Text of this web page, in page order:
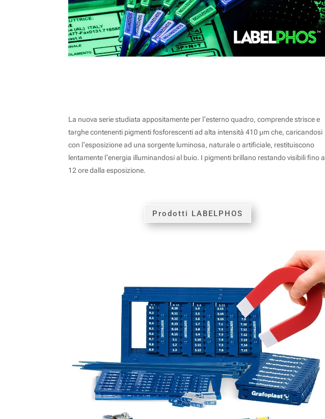
La nuova serie studiata appositamente per lʼesterno quadro, comprende strisce e
targhe contenenti pigmenti fosforescenti ad alta intensità 410 μm che, caricandosi
con lʼesposizione ad una sorgente luminosa, naturale o artificiale, restituiscono
lentamente lʼenergia illuminandosi al buio. I pigmenti brillano restando visibili fino a
12 ore dalla esposizione.
Prodotti LABELPHOS